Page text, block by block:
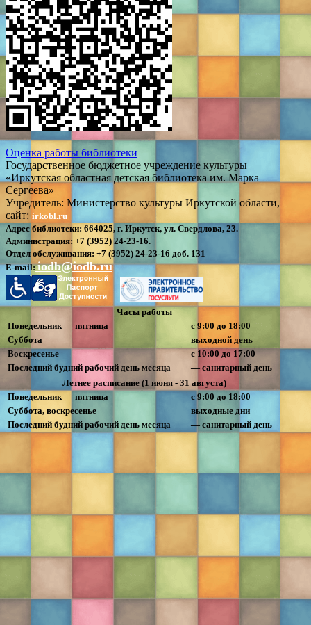
Оценка работы библиотеки
Государственное бюджетное учреждение культуры
«Иркутская областная детская библиотека им. Марка
Сергеева»
Учредитель: Министерство культуры Иркутской области,
сайт: irkobl.ru
Адрес библиотеки: 664025, г. Иркутск, ул. Свердлова, 23.
Администрация: +7 (3952) 24-23-16.
Отдел обслуживания: +7 (3952) 24-23-16 доб. 131
E-mail: iodb@iodb.ru
Часы работы
Понедельник — пятница
с 9:00 до 18:00
Суббота
выходной день
Воскресенье
с 10:00 до 17:00
Последний будний рабочий день месяца
— санитарный день
Летнее расписание (1 июня - 31 августа)
Понедельник — пятница
с 9:00 до 18:00
Суббота, воскресенье
выходные дни
Последний будний рабочий день месяца
— санитарный день